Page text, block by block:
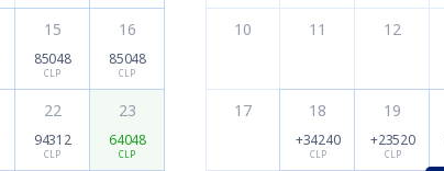
15
85048
CLP
16
85048
CLP
22
94312
CLP
23
64048
CLP
10 11 12
17 18
+34240
CLP
19
+23520
CLP